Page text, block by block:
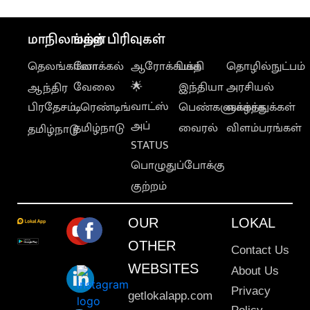
மாநிலங்கள்
தெலங்கானா
ஆந்திர
பிரதேசம்
தமிழ்நாடு
மற்ற பிரிவுகள்
லோக்கல்
வேலை
டிரெண்டிங்
தமிழ்நாடு
ஆரோக்கியம்
🌟
வாட்ஸ்
அப்
STATUS
பொழுதுப்போக்கு
குற்றம்
பக்தி
இந்தியா
பெண்களுக்காக
வைரல்
தொழில்நுட்பம்
அரசியல்
வாழ்த்துக்கள்
விளம்பரங்கள்
OUR
OTHER
WEBSITES
getlokalapp.com
LOKAL
Contact Us
About Us
Privacy